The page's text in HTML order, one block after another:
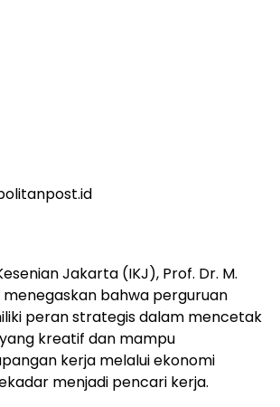
Jakarta (IKJ), Prof. Dr. M.
menegaskan bahwa perguruan
peran strategis dalam mencetak
kreatif dan mampu
kerja melalui ekonomi
menjadi pencari kerja.